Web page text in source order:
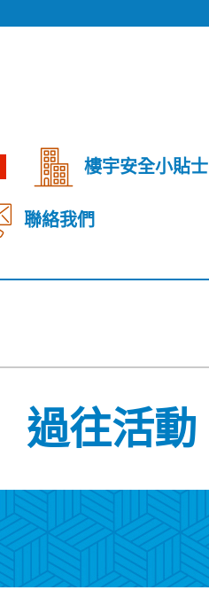
樓宇安全小貼士
聯絡我們
過往活動